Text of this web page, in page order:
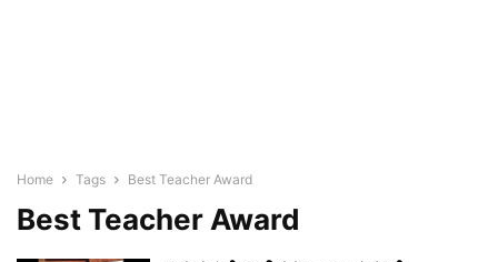
Home Tags Best Teacher Award
Best Teacher Award